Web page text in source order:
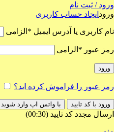
ورود / ثبت نام
ورود ایجاد حساب کاربری
نام کاربری یا آدرس ایمیل * الزامی
رمز عبور * الزامی
ورود
رمز عبور را فراموش کرده اید؟
ورود با کد تایید با واتس اپ وارد شوید
ارسال مجدد کد تایید (00:
30
)